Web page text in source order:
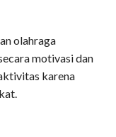
olahraga
motivasi dan
karena